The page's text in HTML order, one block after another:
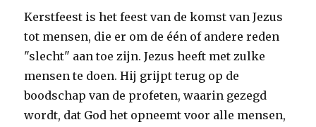
Kerstfeest is het feest van de komst van Jezus
tot mensen, die er om de één of andere reden
"slecht" aan toe zijn. Jezus heeft met zulke
mensen te doen. Hij grijpt terug op de
boodschap van de profeten, waarin gezegd
wordt, dat God het opneemt voor alle mensen,